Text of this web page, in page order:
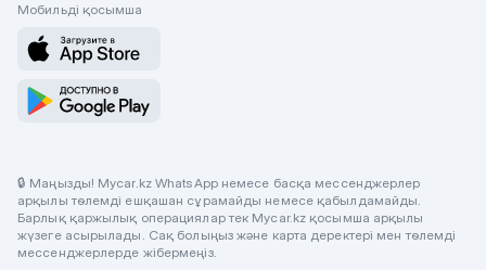
Мобильді қосымша
🔒 Маңызды! Mycar.kz WhatsApp немесе басқа мессенджерлер
арқылы төлемді ешқашан сұрамайды немесе қабылдамайды.
Барлық қаржылық операциялар тек Mycar.kz қосымша арқылы
жүзеге асырылады. Сақ болыңыз және карта деректері мен төлемді
мессенджерлерде жібермеңіз.